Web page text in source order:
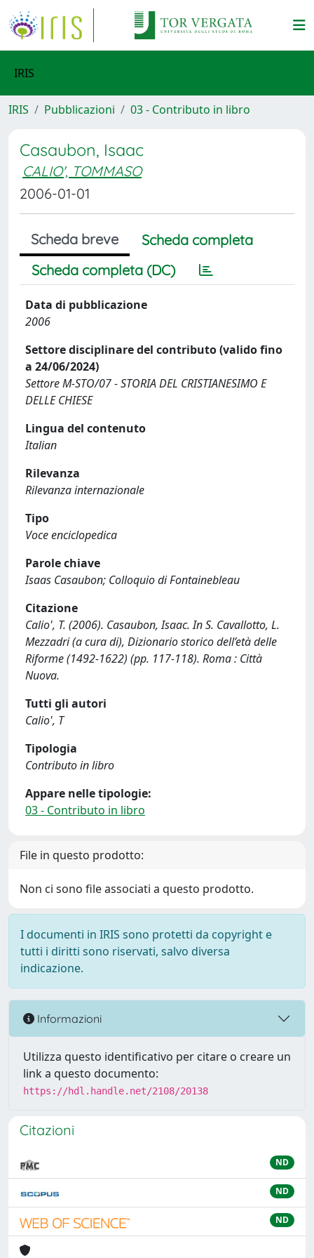
IRIS
IRIS Pubblicazioni 03 - Contributo in libro
Casaubon, Isaac
CALIO', TOMMASO
2006-01-01
Scheda breve
Scheda completa
Scheda completa (DC)
Data di pubblicazione
2006
Settore disciplinare del contributo (valido fino
a 24/06/2024)
Settore M-STO/07 - STORIA DEL CRISTIANESIMO E
DELLE CHIESE
Lingua del contenuto
Italian
Rilevanza
Rilevanza internazionale
Tipo
Voce enciclopedica
Parole chiave
Isaas Casaubon; Colloquio di Fontainebleau
Citazione
Calio', T. (2006). Casaubon, Isaac. In S. Cavallotto, L.
Mezzadri (a cura di), Dizionario storico dell’età delle
Riforme (1492-1622) (pp. 117-118). Roma : Città
Nuova.
Tutti gli autori
Calio', T
Tipologia
Contributo in libro
Appare nelle tipologie:
03 - Contributo in libro
File in questo prodotto:
Non ci sono file associati a questo prodotto.
I documenti in IRIS sono protetti da copyright e
tutti i diritti sono riservati, salvo diversa
indicazione.
Informazioni
Utilizza questo identificativo per citare o creare un
link a questo documento:
https://hdl.handle.net/2108/20138
Citazioni
ND
ND
ND